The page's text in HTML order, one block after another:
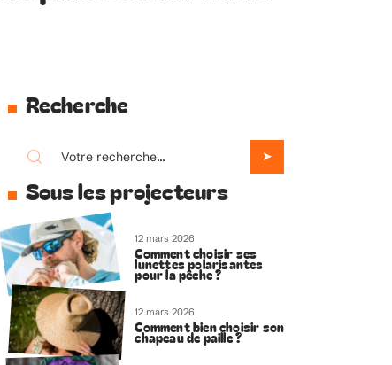
Recherche
Sous les projecteurs
12 mars 2026
Comment choisir ses
lunettes polarisantes
pour la pêche ?
12 mars 2026
Comment bien choisir son
chapeau de paille ?